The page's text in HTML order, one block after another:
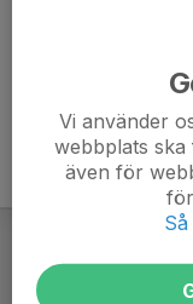
Vi använder
webbplats
även för